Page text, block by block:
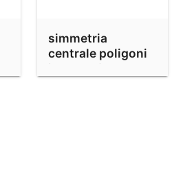
simmetria
centrale poligoni
irregolari